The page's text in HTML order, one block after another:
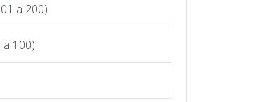
a 200)
a 100)